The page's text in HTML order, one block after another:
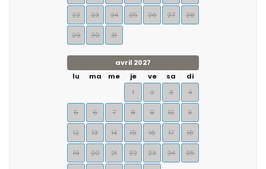
22 23 24 25 26 27 28
29 30 31
avril 2027
lu
ma me je ve sa
di
1
2 3 4
5 6 7 8 9 10 11
12 13 14 15 16 17 18
19 20 21 22 23 24 25